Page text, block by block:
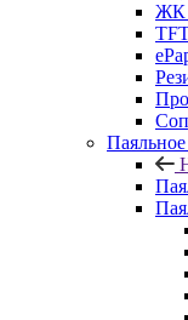
ЖК
Паяльное